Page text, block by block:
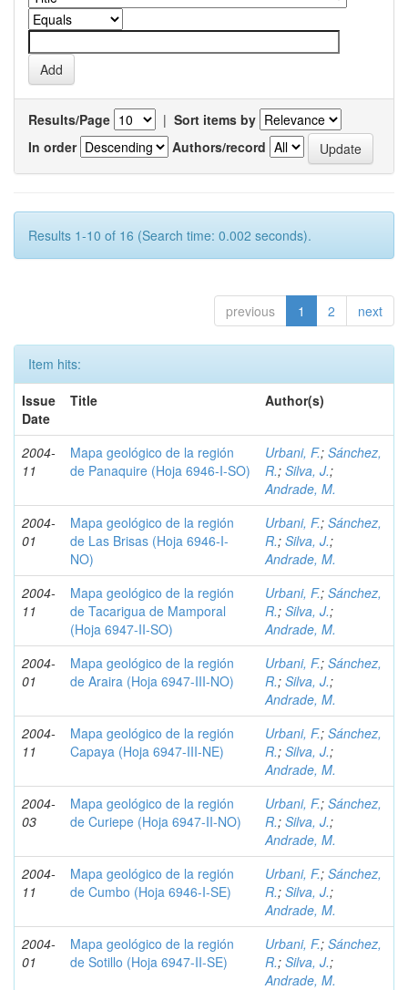
Results/Page | Sort items by
In order
Authors/record
Results 1-10 of 16 (Search time: 0.002 seconds).
previous 1 2 next
Item hits:
Issue
Date
Title Author(s)
2004-
11
Mapa geológico de la región
de Panaquire (Hoja 6946-I-SO)
Urbani, F.; Sánchez,
R.; Silva, J.;
Andrade, M.
2004-
01
Mapa geológico de la región
de Las Brisas (Hoja 6946-I-
NO)
Urbani, F.; Sánchez,
R.; Silva, J.;
Andrade, M.
2004-
11
Mapa geológico de la región
de Tacarigua de Mamporal
(Hoja 6947-II-SO)
Urbani, F.; Sánchez,
R.; Silva, J.;
Andrade, M.
2004-
01
Mapa geológico de la región
de Araira (Hoja 6947-III-NO)
Urbani, F.; Sánchez,
R.; Silva, J.;
Andrade, M.
2004-
11
Mapa geológico de la región
Capaya (Hoja 6947-III-NE)
Urbani, F.; Sánchez,
R.; Silva, J.;
Andrade, M.
2004-
03
Mapa geológico de la región
de Curiepe (Hoja 6947-II-NO)
Urbani, F.; Sánchez,
R.; Silva, J.;
Andrade, M.
2004-
11
Mapa geológico de la región
de Cumbo (Hoja 6946-I-SE)
Urbani, F.; Sánchez,
R.; Silva, J.;
Andrade, M.
2004-
01
Mapa geológico de la región
de Sotillo (Hoja 6947-II-SE)
Urbani, F.; Sánchez,
R.; Silva, J.;
Andrade, M.